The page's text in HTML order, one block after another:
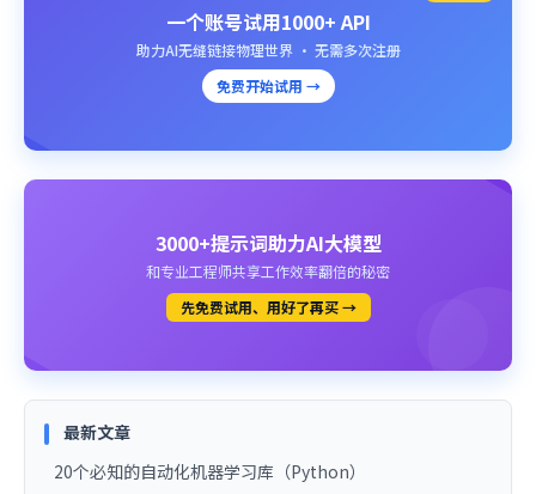
一个账号试用1000+ API
助力AI无缝链接物理世界 · 无需多次注册
免费开始试用 →
3000+提示词助力AI大模型
和专业工程师共享工作效率翻倍的秘密
先免费试用、用好了再买 →
最新文章
20个必知的自动化机器学习库（Python）